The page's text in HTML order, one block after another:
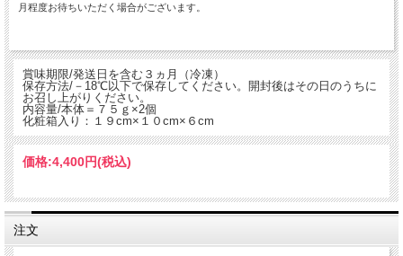
月程度お待ちいただく場合がございます。
賞味期限/発送日を含む３ヵ月（冷凍）
保存方法/－18℃以下で保存してください。開封後はその日のうちに
お召し上がりください。
内容量/本体＝７５ｇ×2個
化粧箱入り：１９cm×１０cm×６cm
価格:4,400円(税込)
注文